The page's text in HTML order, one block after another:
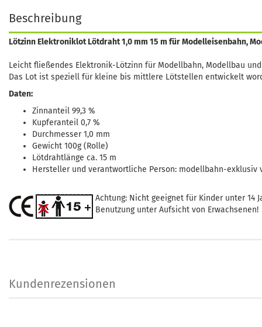
Beschreibung
Lötzinn Elektroniklot Lötdraht 1,0 mm 15 m für Modelleisenbahn,
Leicht fließendes Elektronik-Lötzinn für Modellbahn, Modellbau
Das Lot ist speziell für kleine bis mittlere Lötstellen entwickelt
Daten:
Zinnanteil 99,3 %
Kupferanteil 0,7 %
Durchmesser 1,0 mm
Gewicht 100g (Rolle)
Lötdrahtlänge ca. 15 m
Hersteller und verantwortliche Person: modellbahn-exklusiv
Achtung: Nicht geeignet für Kinder unter 14
Benutzung unter Aufsicht von Erwachsenen!
Kundenrezensionen